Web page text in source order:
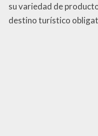
su variedad de
destino turístico